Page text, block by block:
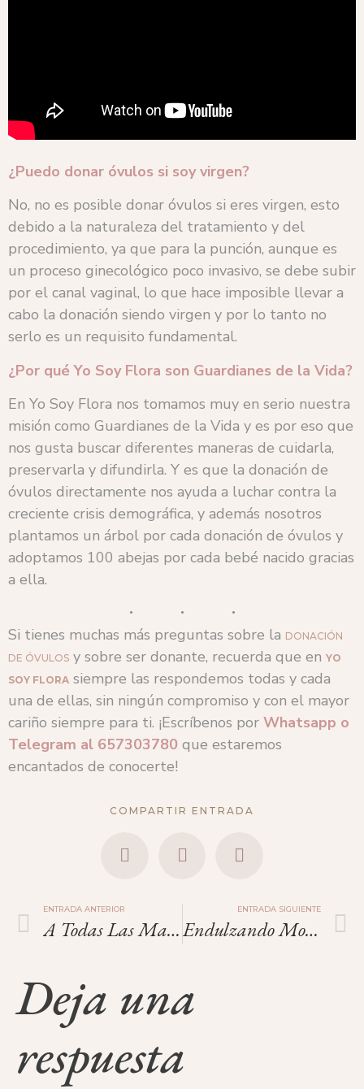
¿Puedo donar óvulos si soy virgen?
No, no es posible donar óvulos si eres virgen, esto
debido a la naturaleza del tratamiento y del
procedimiento, ya que para la punción, aunque es
un proceso ginecológico poco invasivo, se debe subir
por el canal vaginal, lo que hace imposible llevar a
cabo la donación siendo virgen y por lo tanto no
serlo es un requisito fundamental.
¿Por qué Yo Soy Flora son Guardianes de la Vida?
En Yo Soy Flora nos tomamos muy en serio nuestra
misión como Guardianes de la Vida y es por eso que
nos gusta buscar diferentes maneras de cuidarla,
preservarla y difundirla. Y es que la donación de
óvulos directamente nos ayuda a luchar contra la
creciente crisis demográfica, y además nosotros
plantamos un árbol por cada donación de óvulos y
adoptamos 100 abejas por cada bebé nacido gracias
a ella.
Si tienes muchas más preguntas sobre la DONACIÓN
DE ÓVULOS y sobre ser donante, recuerda que en YO
SOY FLORA siempre las respondemos todas y cada
una de ellas, sin ningún compromiso y con el mayor
cariño siempre para ti. ¡Escríbenos por Whatsapp o
Telegram al 657303780 que estaremos
encantados de conocerte!
COMPARTIR ENTRADA
ENTRADA ANTERIOR
A Todas Las Madres: No Estás Sola.
ENTRADA SIGUIENTE
Endulzando Momentos: Nuestro Finde De Cookies Contigo
Deja una
respuesta